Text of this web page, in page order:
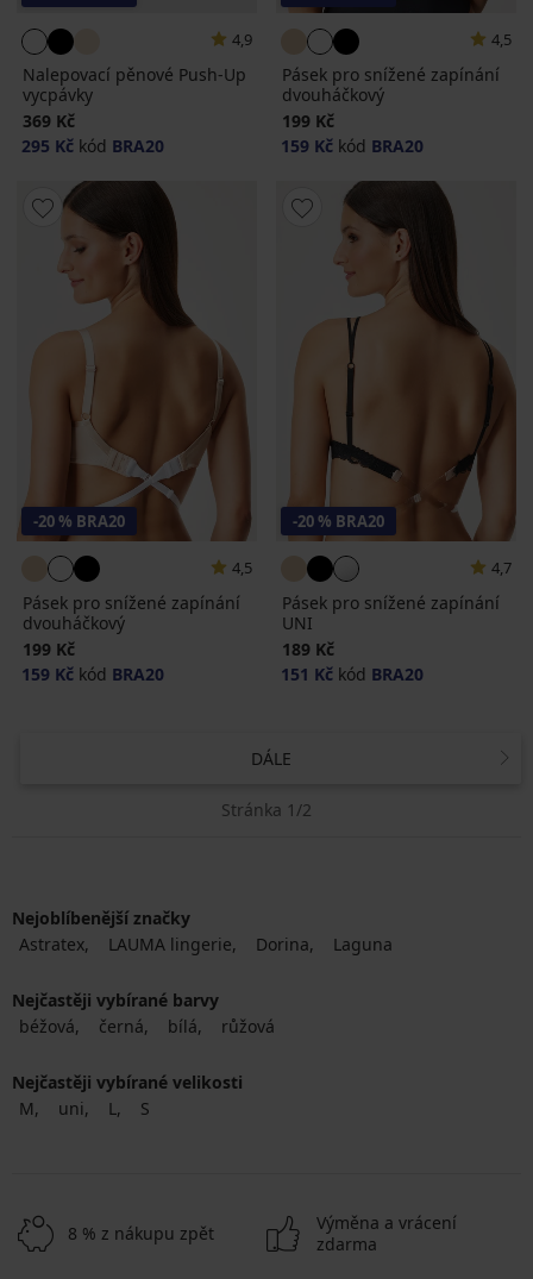
4,9
Nalepovací pěnové Push-Up
vycpávky
369 Kč
295 Kč kód BRA20
4,5
Pásek pro snížené zapínání
dvouháčkový
199 Kč
159 Kč kód BRA20
-20 % BRA20
4,5
Pásek pro snížené zapínání
dvouháčkový
199 Kč
159 Kč kód BRA20
-20 % BRA20
4,7
Pásek pro snížené zapínání
UNI
189 Kč
151 Kč kód BRA20
DÁLE
Stránka 1/2
Nejoblíbenější značky
Astratex
LAUMA lingerie Dorina Laguna
Nejčastěji vybírané barvy
béžová
černá bílá růžová
Nejčastěji vybírané velikosti
M
uni L S
8 % z nákupu zpět
Výměna a vrácení
zdarma